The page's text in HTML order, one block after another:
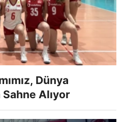
Dünya
Alıyor